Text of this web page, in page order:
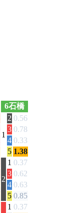
6石橋
1
2 0.56
3 0.78
4 0.33
5 1.38
2
1 0.37
3 0.62
4 0.63
5 0.85
1 0.37